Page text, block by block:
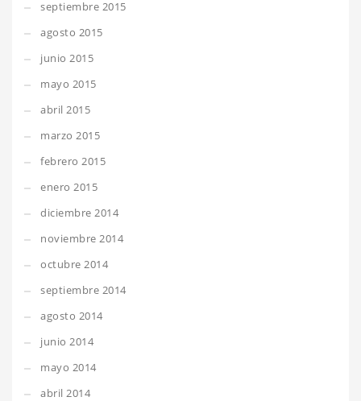
septiembre 2015
agosto 2015
junio 2015
mayo 2015
abril 2015
marzo 2015
febrero 2015
enero 2015
diciembre 2014
noviembre 2014
octubre 2014
septiembre 2014
agosto 2014
junio 2014
mayo 2014
abril 2014